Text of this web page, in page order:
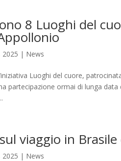
8 Luoghi del
2025 | News
Luoghi del cuore,
partecipazione ormai di lunga
viaggio in
2025 | News